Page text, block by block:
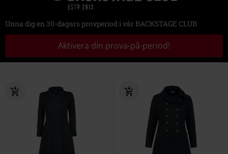
Unna dig en 30-dagars provperiod i vår BACKSTAGE CLUB
Aktivera din prova-på-period!